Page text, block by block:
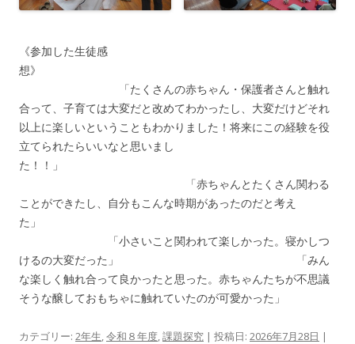
《参加した生徒感
想》
「たくさんの赤ちゃん・保護者さんと触れ
合って、子育ては大変だと改めてわかったし、大変だけどそれ
以上に楽しいということもわかりました！将来にこの経験を役
立てられたらいいなと思いまし
た！！」
「赤ちゃんとたくさん関わる
ことができたし、自分もこんな時期があったのだと考え
た」
「小さいこと関われて楽しかった。寝かしつ
けるの大変だった」 「みん
な楽しく触れ合って良かったと思った。赤ちゃんたちが不思議
そうな醸しておもちゃに触れていたのが可愛かった」
カテゴリー: 2年生,令和８年度,課題探究 | 投稿日: 2026年7月28日 |